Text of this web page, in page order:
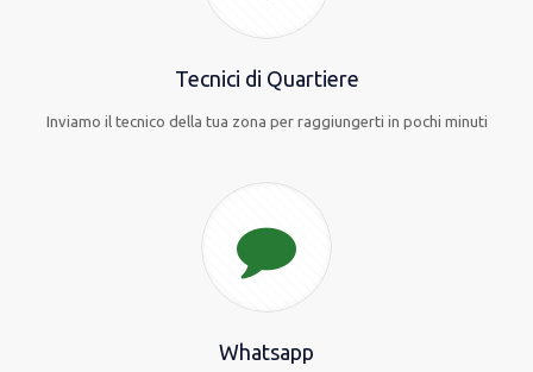
Tecnici di Quartiere
Inviamo il tecnico della tua zona per raggiungerti in pochi minuti
Whatsapp